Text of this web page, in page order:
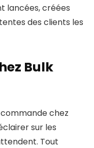
lancées, créées
des clients les
Bulk
chez
sur les
Tout